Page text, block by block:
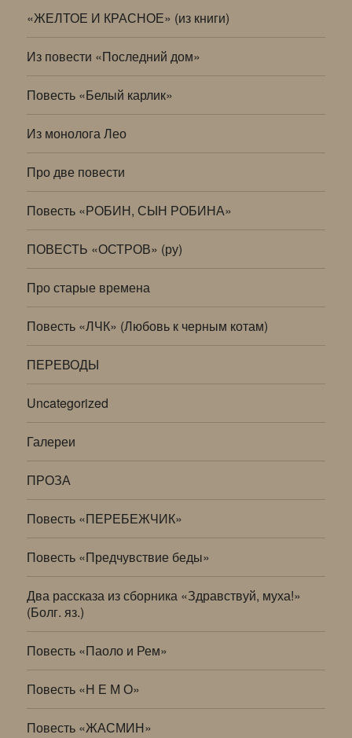
«ЖЕЛТОЕ И КРАСНОЕ» (из книги)
Из повести «Последний дом»
Повесть «Белый карлик»
Из монолога Лео
Про две повести
Повесть «РОБИН, СЫН РОБИНА»
ПОВЕСТЬ «ОСТРОВ» (ру)
Про старые времена
Повесть «ЛЧК» (Любовь к черным котам)
ПЕРЕВОДЫ
Uncategorized
Галереи
ПРОЗА
Повесть «ПЕРЕБЕЖЧИК»
Повесть «Предчувствие беды»
Два рассказа из сборника «Здравствуй, муха!»
(Болг. яз.)
Повесть «Паоло и Рем»
Повесть «Н Е М О»
Повесть «ЖАСМИН»